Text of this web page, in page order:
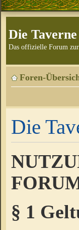
Die
Das offizielle Forum
Foren-
Die
§ 1